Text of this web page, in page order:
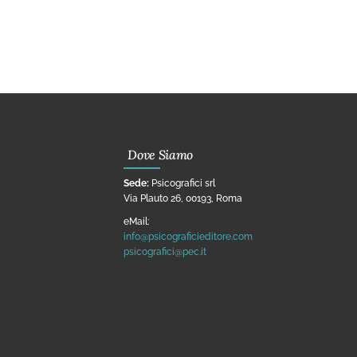
Dove Siamo
Sede: Psicografici srl
Via Plauto 26, 00193, Roma
eMail:
info@psicograficieditore.com
psicografici@pec.it